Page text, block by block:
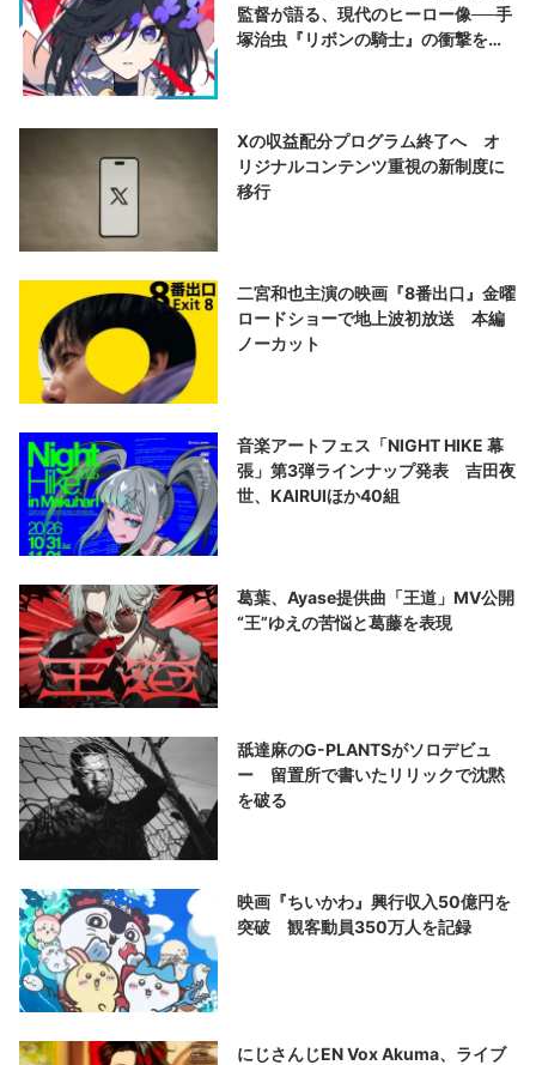
監督が語る、現代のヒーロー像──手
塚治虫『リボンの騎士』の衝撃を再
Xの収益配分プログラム終了へ オ
リジナルコンテンツ重視の新制度に
移行
二宮和也主演の映画『8番出口』金曜
ロードショーで地上波初放送 本編
ノーカット
音楽アートフェス「NIGHT HIKE 幕
張」第3弾ラインナップ発表 吉田夜
世、KAIRUIほか40組
葛葉、Ayase提供曲「王道」MV公開
“王”ゆえの苦悩と葛藤を表現
舐達麻のG-PLANTSがソロデビュ
ー 留置所で書いたリリックで沈黙
を破る
映画『ちいかわ』興行収入50億円を
突破 観客動員350万人を記録
にじさんじEN Vox Akuma、ライブ